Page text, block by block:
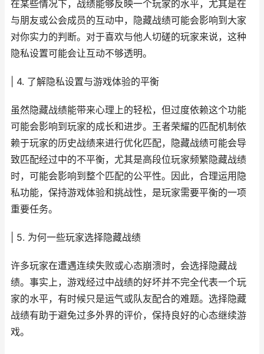
在某些情况下，战绩能够反映一个玩家的水平，尤其是在
与朋友或公会成员的互动中，隐藏战绩可能会影响到大家
对你实力的判断。对于喜欢与他人切磋的玩家来说，这种
隐私设置可能会让互动不够透明。
| 4. 了解隐私设置与游戏体验的平衡
虽然隐藏战绩能带来心理上的轻松，但过度依赖这个功能
可能会影响到玩家的成长和进步。王者荣耀的匹配机制依
赖于玩家的历史战绩来进行优化匹配，隐藏战绩可能会导
致匹配经过中的不平衡，尤其是高段位玩家频繁隐藏战绩
时，可能会影响到整个匹配的公平性。因此，合理运用隐
私功能，保持游戏体验和挑战性，是玩家需要平衡的一项
重要任务。
| 5. 为何一些玩家选择隐藏战绩
许多玩家在遭遇连续失败或心态崩溃时，会选择隐藏战
绩。事实上，游戏经过中战绩的好坏并不完全代表一个玩
家的水平，有时候只是运气或队友配合的难题。选择隐藏
战绩有助于避免过多外界的评价，保持良好的心态继续游
戏。